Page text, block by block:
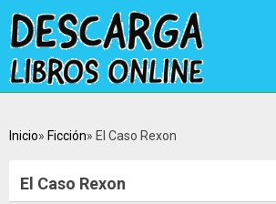
Inicio Ficción El Caso Rexon
El Caso Rexon